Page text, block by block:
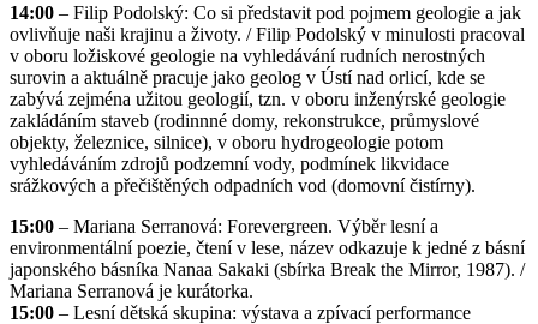
14:00 – Filip Podolský: Co si představit pod pojmem geologie a jak
ovlivňuje naši krajinu a životy. / Filip Podolský v minulosti pracoval
v oboru ložiskové geologie na vyhledávání rudních nerostných
surovin a aktuálně pracuje jako geolog v Ústí nad orlicí, kde se
zabývá zejména užitou geologií, tzn. v oboru inženýrské geologie
zakládáním staveb (rodinnné domy, rekonstrukce, průmyslové
objekty, železnice, silnice), v oboru hydrogeologie potom
vyhledáváním zdrojů podzemní vody, podmínek likvidace
srážkových a přečištěných odpadních vod (domovní čistírny).
15:00 – Mariana Serranová: Forevergreen. Výběr lesní a
environmentální poezie, čtení v lese, název odkazuje k jedné z básní
japonského básníka Nanaa Sakaki (sbírka Break the Mirror, 1987). /
Mariana Serranová je kurátorka.
15:00 – Lesní dětská skupina: výstava a zpívací performance